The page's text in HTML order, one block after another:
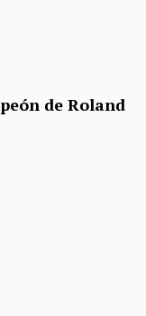
de Roland